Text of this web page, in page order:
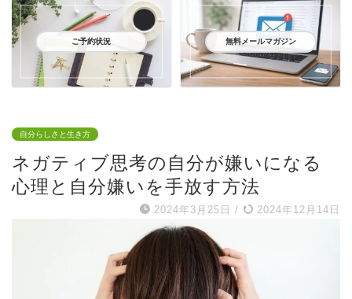
ご予約状況 無料メールマガジン
自分らしさと生き方
ネガティブ思考の自分が嫌いになる
心理と自分嫌いを手放す方法
2024年3月25日 / 2024年12月14日